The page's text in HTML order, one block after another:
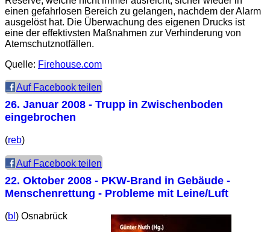
einen gefahrlosen Bereich zu gelangen, nachdem der Alarm
ausgelöst hat. Die Überwachung des eigenen Drucks ist
eine der effektivsten Maßnahmen zur Verhinderung von
Atemschutznotfällen.
Quelle: Firehouse.com
Auf Facebook teilen
26. Januar 2008 - Trupp in Zwischenboden
eingebrochen
(reb)
Auf Facebook teilen
22. Oktober 2008 - PKW-Brand in Gebäude -
Menschenrettung - Probleme mit Leine/Luft
(bl ) Osnabrück